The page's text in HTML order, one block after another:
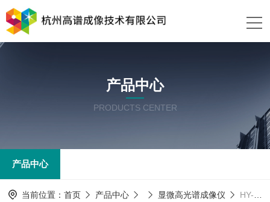
产品中心
PRODUCTS CENTER
产品中心
当前位置： 首页 产品中心 显微高光谱成像仪 HY-5030-U多槽推扫近红外显微高光谱成像仪